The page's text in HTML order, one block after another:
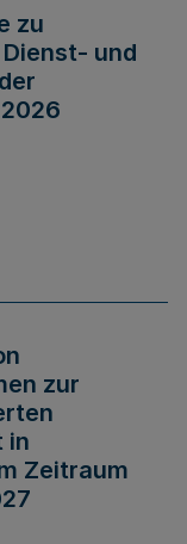
zu
und
zur
in
Zeitraum